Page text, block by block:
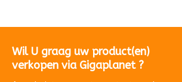
Wil U graag uw product(en)
verkopen via Gigaplanet ?